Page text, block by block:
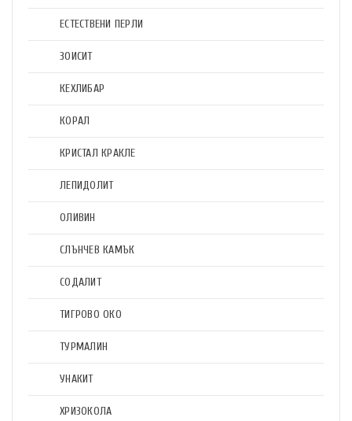
ЕСТЕСТВЕНИ ПЕРЛИ
ЗОИСИТ
КЕХЛИБАР
КОРАЛ
КРИСТАЛ КРАКЛЕ
ЛЕПИДОЛИТ
ОЛИВИН
СЛЪНЧЕВ КАМЪК
СОДАЛИТ
ТИГРОВО ОКО
ТУРМАЛИН
УНАКИТ
ХРИЗОКОЛА